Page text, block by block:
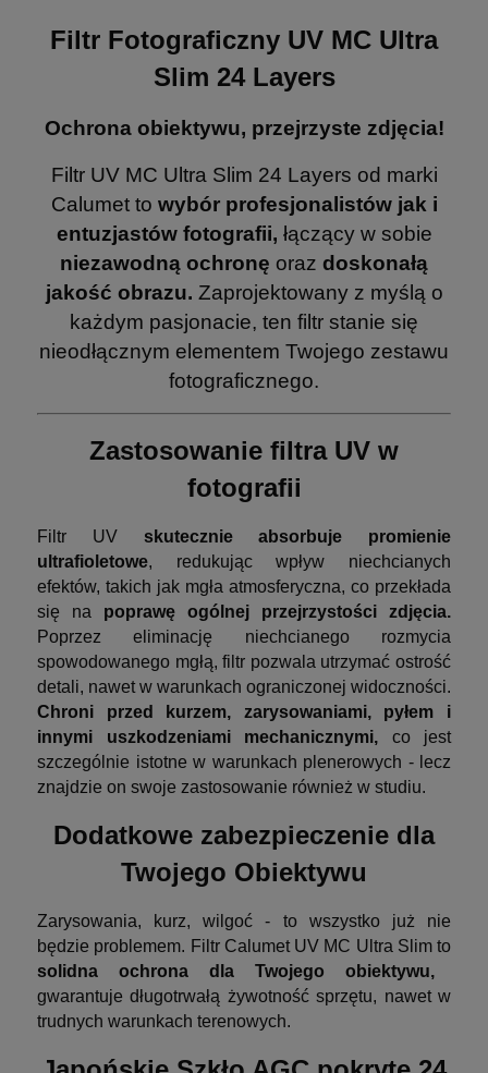
Filtr Fotograficzny UV MC Ultra
Slim 24 Layers
Ochrona obiektywu, przejrzyste zdjęcia!
Filtr UV MC Ultra Slim 24 Layers od marki
Calumet to wybór profesjonalistów jak i
entuzjastów fotografii, łączący w sobie
niezawodną ochronę oraz doskonałą
jakość obrazu. Zaprojektowany z myślą o
każdym pasjonacie, ten filtr stanie się
nieodłącznym elementem Twojego zestawu
fotograficznego.
Zastosowanie filtra UV w
fotografii
Filtr UVskutecznie absorbuje promienie
ultrafioletowe, redukując wpływ niechcianych
efektów, takich jak mgła atmosferyczna, co przekłada
się na poprawę ogólnej przejrzystości zdjęcia.
Poprzez eliminację niechcianego rozmycia
spowodowanego mgłą, filtr pozwala utrzymać ostrość
detali, nawet w warunkach ograniczonej widoczności.
Chroni przed kurzem, zarysowaniami, pyłem i
innymi uszkodzeniami mechanicznymi, co jest
szczególnie istotne w warunkach plenerowych - lecz
znajdzie on swoje zastosowanie również w studiu.
Dodatkowe zabezpieczenie dla
Twojego Obiektywu
Zarysowania, kurz, wilgoć - to wszystko już nie
będzie problemem. Filtr Calumet UV MC Ultra Slim to
solidna ochrona dla Twojego obiektywu,
gwarantuje długotrwałą żywotność sprzętu, nawet w
trudnych warunkach terenowych.